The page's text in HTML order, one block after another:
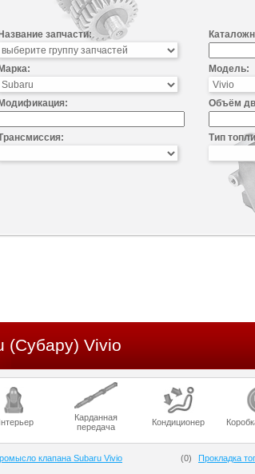
Название запчасти:
Марка: Модель:
Модификация: Объём
Тип
(Субару) Vivio
Карданная
передача
Кондиционер
клапана Subaru Vivio (0) Прокладка